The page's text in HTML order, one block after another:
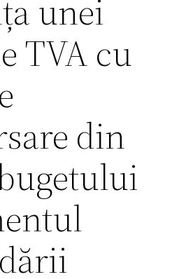
unei
TVA cu
din